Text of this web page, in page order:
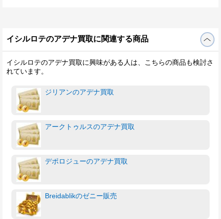
イシルロテのアデナ買取に関連する商品
イシルロテのアデナ買取に興味がある人は、こちらの商品も検討さ
れています。
ジリアンのアデナ買取
アークトゥルスのアデナ買取
デポロジューのアデナ買取
Breidablikのゼニー販売